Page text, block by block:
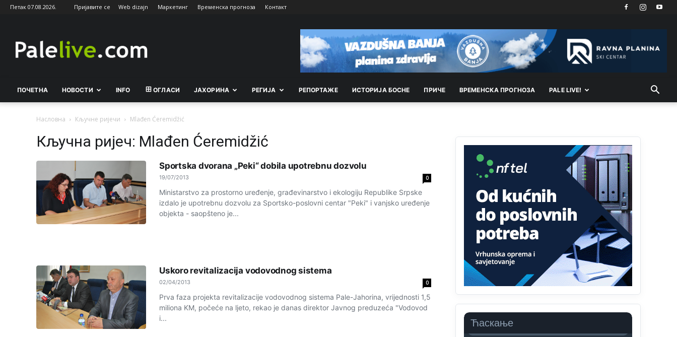
Петак 07.08.2026. Пријавите се Web dizajn Маркетинг Временска прогноза Контакт
ПОЧЕТНА НОВОСТИ INFO ОГЛАСИ ЈАХОРИНА РEГИЈА РEПОРТАЖE ИСТОРИЈА БОСНЕ ПРИЧЕ ВРEМEНСКА ПРОГНОЗА PALE LIVE!
Насловна Кључне ријечи Mlađen Ćeremidžić
Кључна ријеч: Mlađen Ćeremidžić
Sportska dvorana „Peki“ dobila upotrebnu dozvolu
19/07/2013 0
Ministarstvo za prostorno uređenje, građevinarstvo i ekologiju Republike Srpske
izdalo je upotrebnu dozvolu za Sportsko-poslovni centar "Peki" i vanjsko uređenje
objekta - saopšteno je...
Uskoro revitalizacija vodovodnog sistema
02/04/2013 0
Prva faza projekta revitalizacije vodovodnog sistema Pale-Jahorina, vrijednosti 1,5
miliona KM, počeće na ljeto, rekao je danas direktor Javnog preduzeća "Vodovod
i...
Ћаскање
šalju poštom a da ne dolaze? Kurko
Анонимно2807791 јуче 11:39
БиХ није гласала да је тзв.Косово држава.
Анонимно2807895 јуче 12:16
Drzi pod kontrolom tri stvari jezik,karakter i
ponasanje...Uzivotu brani tri stvari:cast,prijatelja i
zivota iskljuci tri stvari uvredu,neznanje
zavist.Sve dok si ziv gaji tri stvari
dobrotu,pamet i prijateljstvo!!
Анонимно2806721 јуче 12:39
791 BiH nije priznala Kosovo kao nezavisnu
državu jer genocidna tvorevina pravi smetnju a
recimo Srbija je davno
priznala.Na svakom
proizvodu iz Srbije stoji -uvoznik za Kosovo
Анонимно2806721 јуче 12:45
Sve i da se nekim čudom vojska Srbije "vrati" na
koga da brani? A imamo vojsku Kosova kojoj
želimo svako dobro i da se što bolje opreme